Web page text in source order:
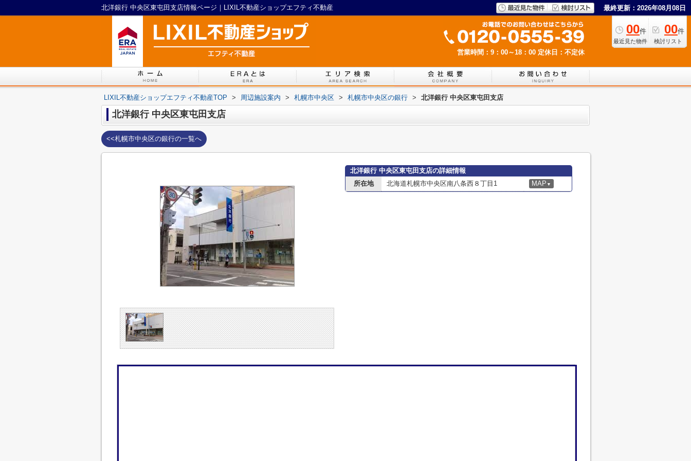
北洋銀行 中央区東屯田支店情報ページ｜LIXIL不動産ショップエフティ不動産 最終更新：2026年08月08日
00件
最近見た物件
00件
検討リスト
営業時間：9：00～18：00 定休日：不定休
LIXIL不動産ショップエフティ不動産TOP > 周辺施設案内 > 札幌市中央区 > 札幌市中央区の銀行 > 北洋銀行 中央区東屯田支店
北洋銀行 中央区東屯田支店
<<札幌市中央区の銀行の一覧へ
北洋銀行 中央区東屯田支店の詳細情報
所在地
北海道札幌市中央区南八条西８丁目1 MAP ▼